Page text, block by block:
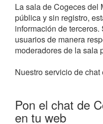
La sala de Cogeces del
pública y sin registro,
información de
usuarios de manera
moderadores de la sala
Nuestro servicio de
Pon el chat de
en tu web